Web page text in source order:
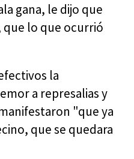
gana, le dijo que
que lo que ocurrió
la
a represalias y
"que ya
que se quedara